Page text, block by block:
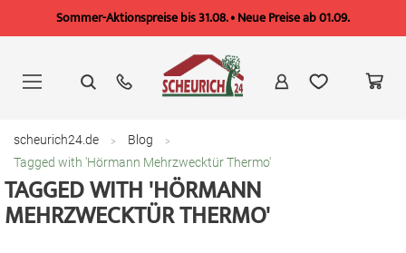
Sommer-Aktionspreise bis 31.08. • Neue Preise ab 01.09.
springen
scheurich24.de
Blog
Tagged with 'Hörmann Mehrzwecktür Thermo'
TAGGED WITH 'HÖRMANN
MEHRZWECKTÜR THERMO'